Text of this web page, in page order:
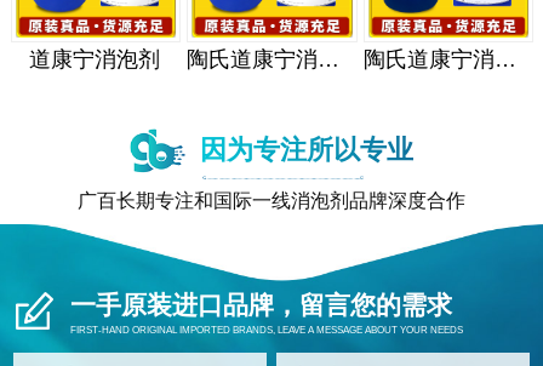
道康宁消泡剂 陶氏道康宁消泡剂 陶氏道康宁消泡剂
因为专注所以专业
广百长期专注和国际一线消泡剂品牌深度合作
一手原装进口品牌，留言您的需求
FIRST-HAND ORIGINAL IMPORTED BRANDS, LEAVE A MESSAGE ABOUT YOUR NEEDS